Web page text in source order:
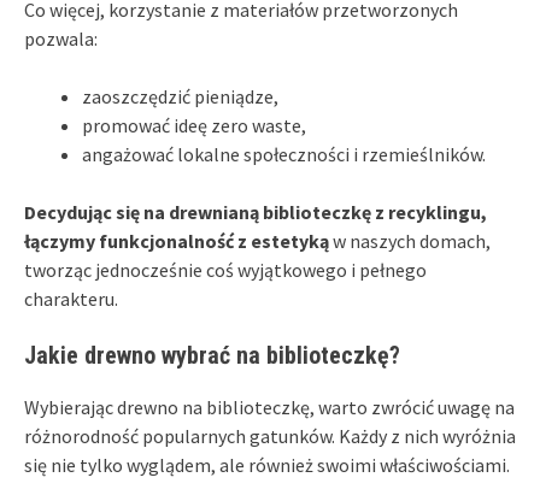
Co więcej, korzystanie z materiałów przetworzonych
pozwala:
zaoszczędzić pieniądze,
promować ideę zero waste,
angażować lokalne społeczności i rzemieślników.
Decydując się na drewnianą biblioteczkę z recyklingu,
łączymy funkcjonalność z estetykąw naszych domach,
tworząc jednocześnie coś wyjątkowego i pełnego
charakteru.
Jakie drewno wybrać na biblioteczkę?
Wybierając drewno na biblioteczkę, warto zwrócić uwagę na
różnorodność popularnych gatunków. Każdy z nich wyróżnia
się nie tylko wyglądem, ale również swoimi właściwościami.